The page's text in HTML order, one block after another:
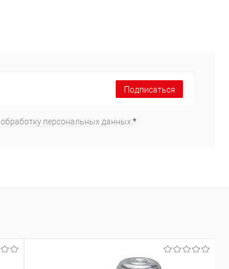
Подписаться
обработку персональных данных. *